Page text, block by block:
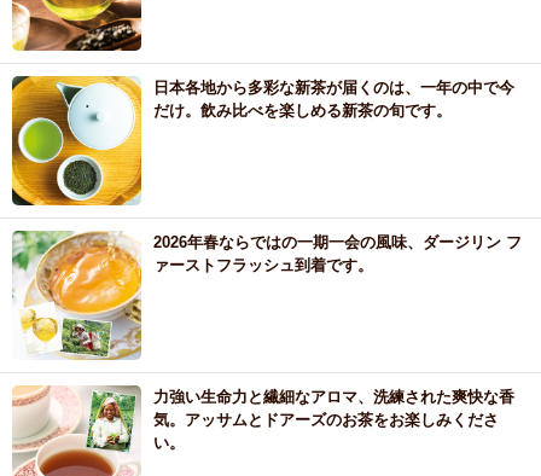
日本各地から多彩な新茶が届くのは、一年の中で今
だけ。飲み比べを楽しめる新茶の旬です。
2026年春ならではの一期一会の風味、ダージリン フ
ァーストフラッシュ到着です。
力強い生命力と繊細なアロマ、洗練された爽快な香
気。アッサムとドアーズのお茶をお楽しみくださ
い。